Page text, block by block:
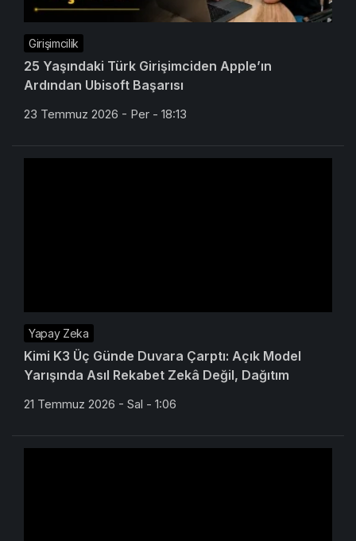
Girişimcilik
25 Yaşındaki Türk Girişimciden Apple’ın
Ardından Ubisoft Başarısı
23 Temmuz 2026 - Per - 18:13
Yapay Zeka
Kimi K3 Üç Günde Duvara Çarptı: Açık Model
Yarışında Asıl Rekabet Zekâ Değil, Dağıtım
21 Temmuz 2026 - Sal - 1:06